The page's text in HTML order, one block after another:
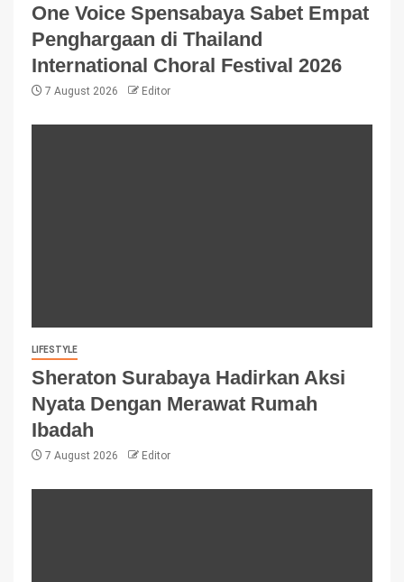
One Voice Spensabaya Sabet Empat
Penghargaan di Thailand
International Choral Festival 2026
7 August 2026 Editor
LIFESTYLE
Sheraton Surabaya Hadirkan Aksi
Nyata Dengan Merawat Rumah
Ibadah
7 August 2026 Editor